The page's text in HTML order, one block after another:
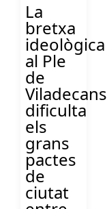
La
bretxa
ideològica
al Ple
de
Viladecans
dificulta
els
grans
pactes
de
ciutat